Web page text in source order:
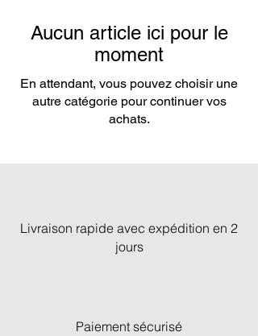
Aucun article ici pour le
moment
En attendant, vous pouvez choisir une
autre catégorie pour continuer vos
achats.
Livraison rapide avec expédition en 2
jours
Paiement sécurisé